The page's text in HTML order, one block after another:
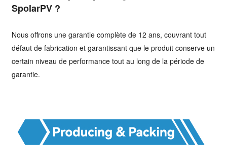
SpolarPV ?
Nous offrons une garantie complète de 12 ans, couvrant tout
défaut de fabrication et garantissant que le produit conserve un
certain niveau de performance tout au long de la période de
garantie.